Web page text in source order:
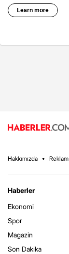
Hakkımızda Reklam
Haberler
Ekonomi
Spor
Magazin
Son Dakika